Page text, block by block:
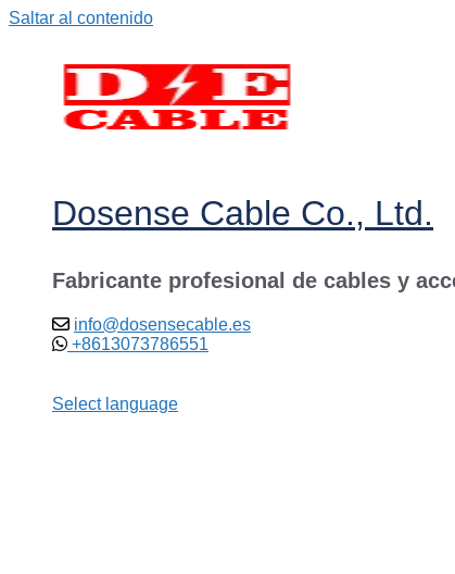
Saltar al contenido
Dosense Cable Co., Ltd.
Fabricante profesional de cables y
info@dosensecable.es
+8613073786551
Select language